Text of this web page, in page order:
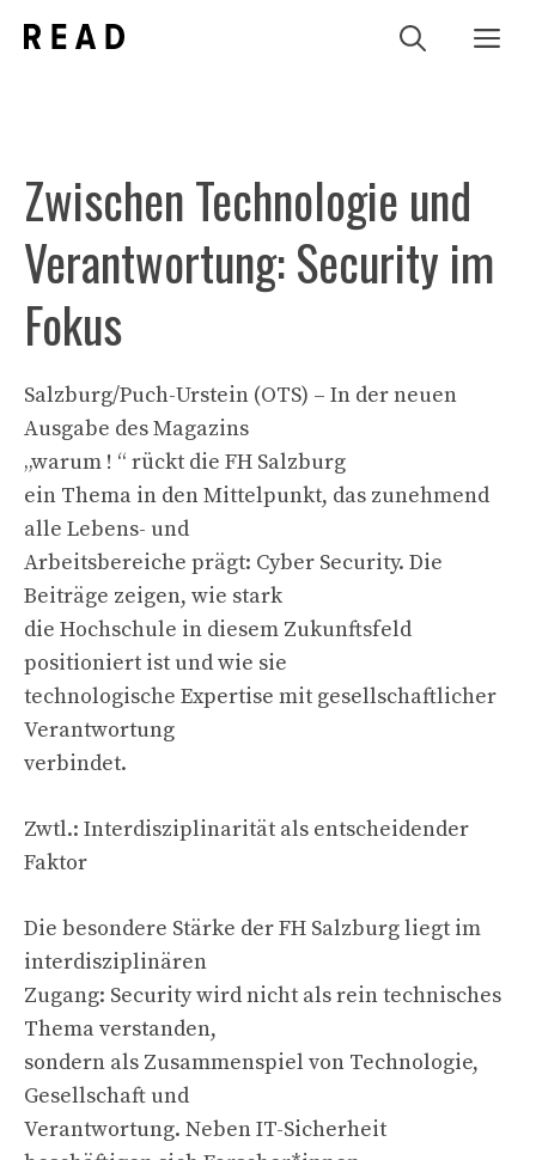
Inhalt
Zwischen Technologie und
Verantwortung: Security im
Fokus
Salzburg/Puch-Urstein (OTS) – In der neuen
Ausgabe des Magazins
„warum ! “ rückt die FH Salzburg
ein Thema in den Mittelpunkt, das zunehmend
alle Lebens- und
Arbeitsbereiche prägt: Cyber Security. Die
Beiträge zeigen, wie stark
die Hochschule in diesem Zukunftsfeld
positioniert ist und wie sie
technologische Expertise mit gesellschaftlicher
Verantwortung
verbindet.
Zwtl.: Interdisziplinarität als entscheidender
Faktor
Die besondere Stärke der FH Salzburg liegt im
interdisziplinären
Zugang: Security wird nicht als rein technisches
Thema verstanden,
sondern als Zusammenspiel von Technologie,
Gesellschaft und
Verantwortung. Neben IT-Sicherheit